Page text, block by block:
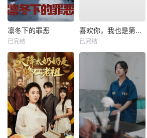
凛冬下的罪恶
已完结
喜欢你，我也是第一部
已完结